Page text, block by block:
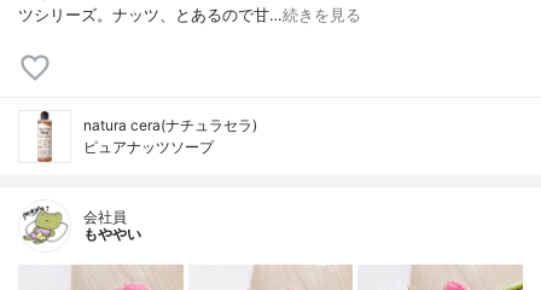
ツシリーズ。ナッツ、とあるので甘…続きを見る
natura cera(ナチュラセラ)
ピュアナッツソープ
会社員
もややい